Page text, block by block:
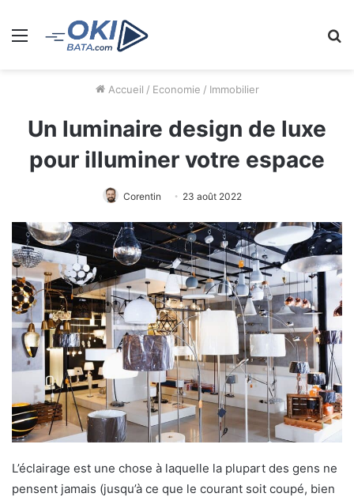
Menu
Accueil / Economie / Immobilier
Un luminaire design de luxe
pour illuminer votre espace
Corentin 23 août 2022
L’éclairage est une chose à laquelle la plupart des gens ne
pensent jamais (jusqu’à ce que le courant soit coupé, bien